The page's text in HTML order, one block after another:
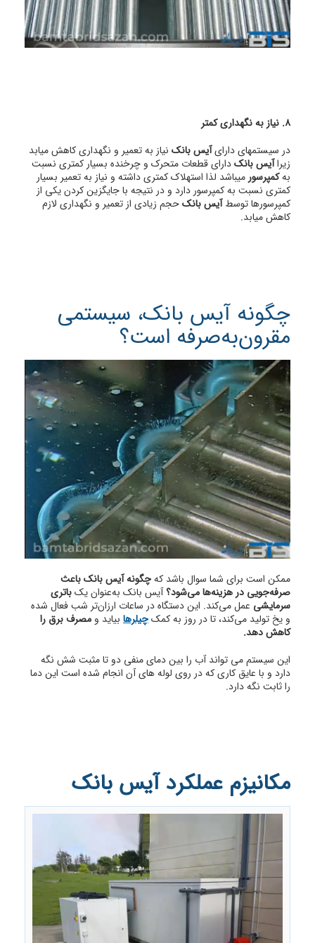
8. نیاز به نگهداری کمتر
در سیستمهای دارایآیس بانک نیاز به تعمیر و نگهداری کاهش میابد
زیراآیس بانکدارای قطعات متحرک و چرخنده بسیار کمتری نسبت
بهکمپرسور میباشد لذا استهلاک کمتری داشته و نیاز به تعمیر بسیار
کمتری نسبت به کمپرسور دارد و در نتیجه با جایگزین کردن یکی از
کمپرسورها توسطآیس بانکحجم زیادی از تعمیر و نگهداری لازم
کاهش میابد.
چگونه آیس بانک، سیستمی
مقرون‌به‌صرفه است؟
ممکن است برای شما سوال باشد کهچگونه آیس بانک باعث
صرفه‌جویی در هزینه‌ها می‌شود؟آیس بانک به‌عنوان یکباتری
سرمایشی عمل می‌کند. این دستگاه در ساعات ارزان‌تر شب فعال شده
و یخ تولید می‌کند، تا در روز به کمکچیلرها بیاید و مصرف برق را
کاهش دهد.
این سیستم می تواند آب را بین دمای منفی دو تا مثبت شش نگه
دارد و با عایق کاری که در روی لوله های آن انجام شده است این دما
را ثابت نگه دارد.
مکانیزم عملکرد آیس بانک